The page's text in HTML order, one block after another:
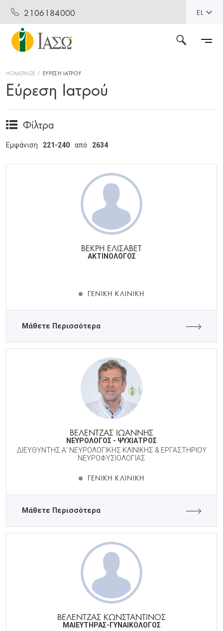
2106184000 EL
HOMEPAGE ΕΥΡΕΣΗ ΙΑΤΡΟΥ
Εύρεση Ιατρού
Φίλτρα
Εμφάνιση 221-240 από 2634
ΒΕΚΡΗ ΕΛΙΣΑΒΕΤ
ΑΚΤΙΝΟΛΟΓΟΣ
ΓΕΝΙΚΉ ΚΛΙΝΙΚΉ
Μάθετε Περισσότερα
ΒΕΛΕΝΤΖΑΣ ΙΩΑΝΝΗΣ
ΝΕΥΡΟΛΟΓΟΣ - ΨΥΧΙΑΤΡΟΣ
ΔΙΕΥΘΥΝΤΗΣ Α' ΝΕΥΡΟΛΟΓΙΚΗΣ ΚΛΙΝΙΚΗΣ & ΕΡΓΑΣΤΗΡΙΟΥ
ΝΕΥΡΟΦΥΣΙΟΛΟΓΙΑΣ
ΓΕΝΙΚΉ ΚΛΙΝΙΚΉ
Μάθετε Περισσότερα
ΒΕΛΕΝΤΖΑΣ ΚΩΝΣΤΑΝΤΙΝΟΣ
ΜΑΙΕΥΤΗΡΑΣ-ΓΥΝΑΙΚΟΛΟΓΟΣ